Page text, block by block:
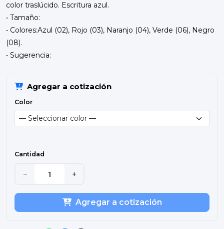
color traslúcido. Escritura azul.
• Tamaño:
• Colores:Azul (02), Rojo (03), Naranjo (04), Verde (06), Negro
(08).
• Sugerencia:
Agregar a cotización
Color
Cantidad
− +
Agregar a cotización